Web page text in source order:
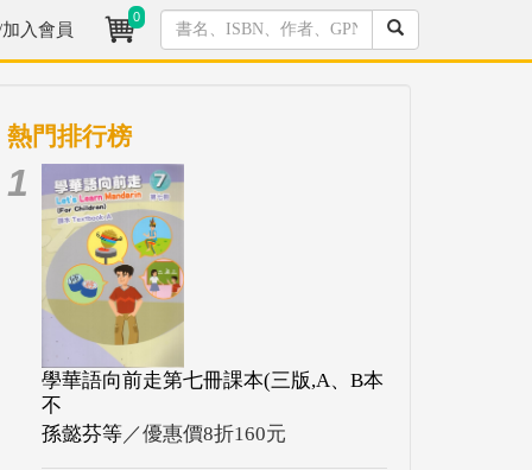
入會員
0
熱門排行榜
1
學華語向前走第七冊課本(三版,A、B本
不
孫懿芬等／優惠價8折160元